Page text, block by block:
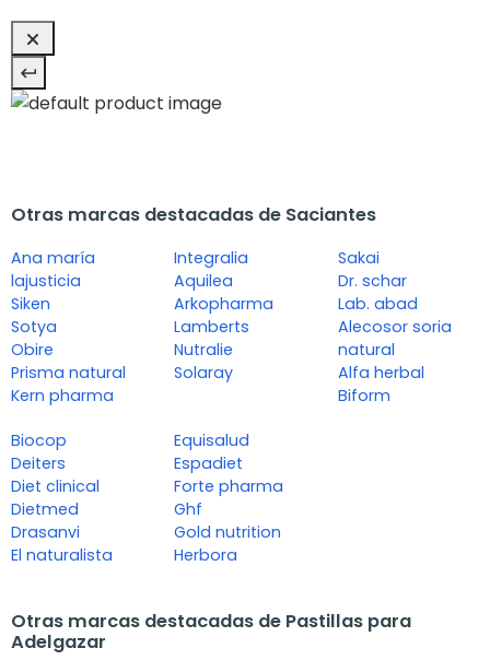
Otras marcas destacadas de Saciantes
Ana maría
lajusticia
Siken
Sotya
Obire
Prisma natural
Kern pharma
Integralia
Aquilea
Arkopharma
Lamberts
Nutralie
Solaray
Sakai
Dr. schar
Lab. abad
Alecosor soria
natural
Alfa herbal
Biform
Biocop
Deiters
Diet clinical
Dietmed
Drasanvi
El naturalista
Equisalud
Espadiet
Forte pharma
Ghf
Gold nutrition
Herbora
Otras marcas destacadas de Pastillas para
Adelgazar